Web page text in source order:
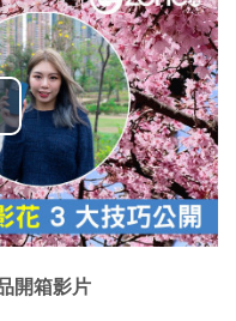
開箱影片